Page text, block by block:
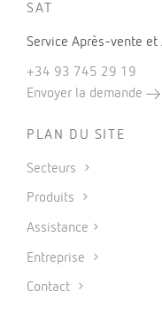
SAT
Service Après-vente
+34 93 745 29 19
Envoyer la demande
PLAN DU SITE
Secteurs
Produits
Assistance
Entreprise
Contact